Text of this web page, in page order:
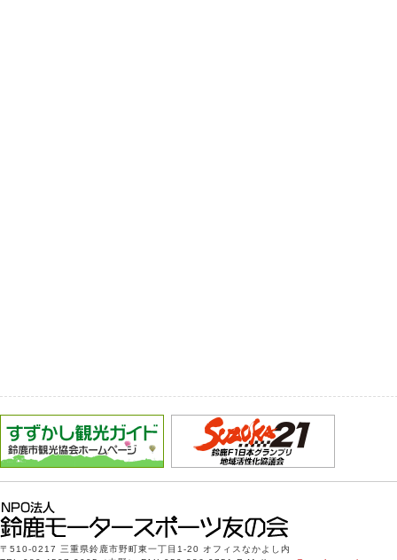
〒510-0217 三重県鈴鹿市野町東一丁目1-20 オフィスなかよし内